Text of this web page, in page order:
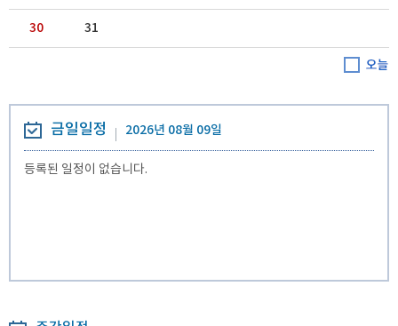
30 31
금일일정 2026년 08월 09일
등록된 일정이 없습니다.